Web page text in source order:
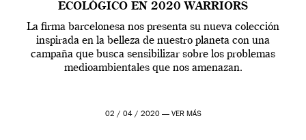
ECOLÓGICO EN 2020 WARRIORS
La firma barcelonesa nos presenta su nueva colección
inspirada en la belleza de nuestro planeta con una
campaña que busca sensibilizar sobre los problemas
medioambientales que nos amenazan.
02 / 04 / 2020 — VER MÁS